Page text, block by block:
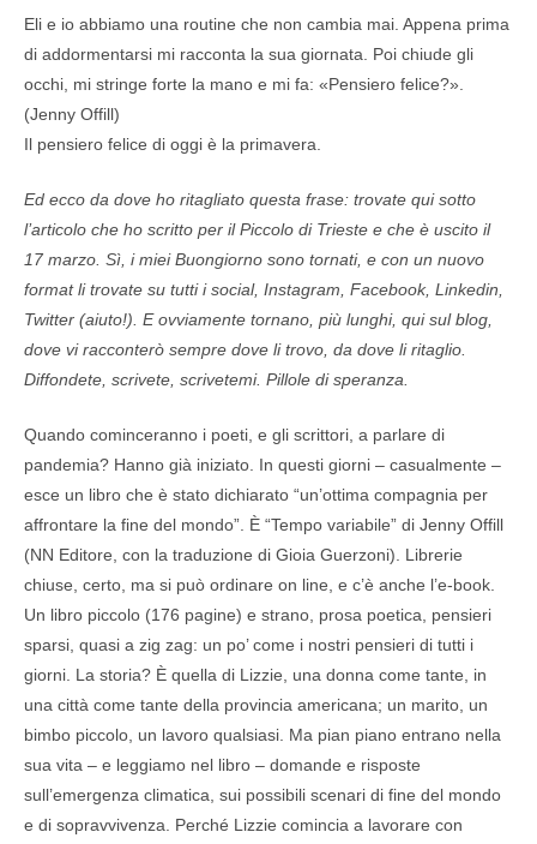
Eli e io abbiamo una routine che non cambia mai. Appena prima
di addormentarsi mi racconta la sua giornata. Poi chiude gli
occhi, mi stringe forte la mano e mi fa: «Pensiero felice?».
(Jenny Offill)
Il pensiero felice di oggi è la primavera.
Ed ecco da dove ho ritagliato questa frase: trovate qui sotto
l’articolo che ho scritto per il Piccolo di Trieste e che è uscito il
17 marzo. Sì, i miei Buongiorno sono tornati, e con un nuovo
format li trovate su tutti i social, Instagram, Facebook, Linkedin,
Twitter (aiuto!). E ovviamente tornano, più lunghi, qui sul blog,
dove vi racconterò sempre dove li trovo, da dove li ritaglio.
Diffondete, scrivete, scrivetemi. Pillole di speranza.
Quando cominceranno i poeti, e gli scrittori, a parlare di
pandemia? Hanno già iniziato. In questi giorni – casualmente –
esce un libro che è stato dichiarato “un’ottima compagnia per
affrontare la fine del mondo”. È “Tempo variabile” di Jenny Offill
(NN Editore, con la traduzione di Gioia Guerzoni). Librerie
chiuse, certo, ma si può ordinare on line, e c’è anche l’e-book.
Un libro piccolo (176 pagine) e strano, prosa poetica, pensieri
sparsi, quasi a zig zag: un po’ come i nostri pensieri di tutti i
giorni. La storia? È quella di Lizzie, una donna come tante, in
una città come tante della provincia americana; un marito, un
bimbo piccolo, un lavoro qualsiasi. Ma pian piano entrano nella
sua vita – e leggiamo nel libro – domande e risposte
sull’emergenza climatica, sui possibili scenari di fine del mondo
e di sopravvivenza. Perché Lizzie comincia a lavorare con